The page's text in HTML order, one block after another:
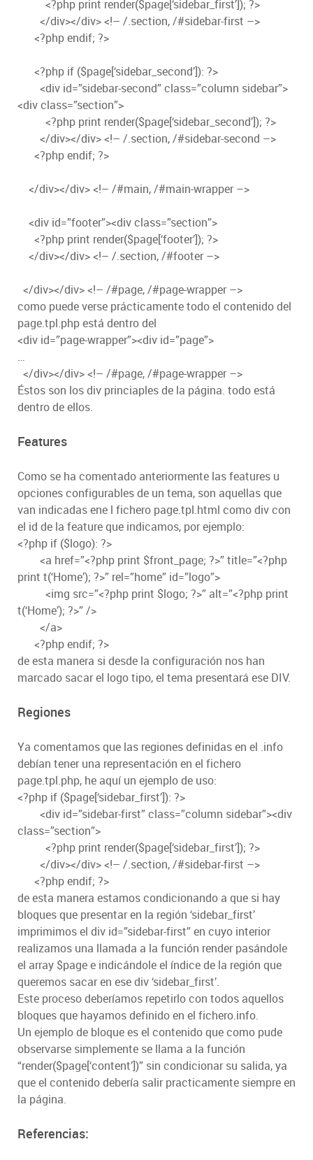
<?php print render($page[‘sidebar_first’]); ?>
</div></div> <!– /.section, /#sidebar-first –>
<?php endif; ?>
<?php if ($page[‘sidebar_second’]): ?>
<div id=”sidebar-second” class=”column sidebar”>
<div class=”section”>
<?php print render($page[‘sidebar_second’]); ?>
</div></div> <!– /.section, /#sidebar-second –>
<?php endif; ?>
</div></div> <!– /#main, /#main-wrapper –>
<div id=”footer”><div class=”section”>
<?php print render($page[‘footer’]); ?>
</div></div> <!– /.section, /#footer –>
</div></div> <!– /#page, /#page-wrapper –>
como puede verse prácticamente todo el contenido del
page.tpl.php está dentro del
<div id=”page-wrapper”><div id=”page”>
…
</div></div> <!– /#page, /#page-wrapper –>
Éstos son los div princiaples de la página. todo está
dentro de ellos.
Features
Como se ha comentado anteriormente las features u
opciones configurables de un tema, son aquellas que
van indicadas ene l fichero page.tpl.html como div con
el id de la feature que indicamos, por ejemplo:
<?php if ($logo): ?>
<a href=”<?php print $front_page; ?>” title=”<?php
print t(‘Home’); ?>” rel=”home” id=”logo”>
<img src=”<?php print $logo; ?>” alt=”<?php print
t(‘Home’); ?>” />
</a>
<?php endif; ?>
de esta manera si desde la configuración nos han
marcado sacar el logo tipo, el tema presentará ese DIV.
Regiones
Ya comentamos que las regiones definidas en el .info
debían tener una representación en el fichero
page.tpl.php, he aquí un ejemplo de uso:
<?php if ($page[‘sidebar_first’]): ?>
<div id=”sidebar-first” class=”column sidebar”><div
class=”section”>
<?php print render($page[‘sidebar_first’]); ?>
</div></div> <!– /.section, /#sidebar-first –>
<?php endif; ?>
de esta manera estamos condicionando a que si hay
bloques que presentar en la región ‘sidebar_first’
imprimimos el div id=”sidebar-first” en cuyo interior
realizamos una llamada a la función render pasándole
el array $page e indicándole el índice de la región que
queremos sacar en ese div ‘sidebar_first’.
Este proceso deberíamos repetirlo con todos aquellos
bloques que hayamos definido en el fichero.info.
Un ejemplo de bloque es el contenido que como pude
observarse simplemente se llama a la función
“render($page[‘content’])” sin condicionar su salida, ya
que el contenido debería salir practicamente siempre en
la página.
Referencias: